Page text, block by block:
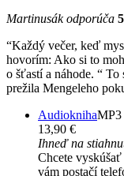
Martinusák odporúča 5
“Každý večer, keď
hovorím: Ako si to
o šťastí a náhode. “
prežila Mengeleho
AudioknihaMP3
13,90 €
Ihneď na
Chcete
vám postačí